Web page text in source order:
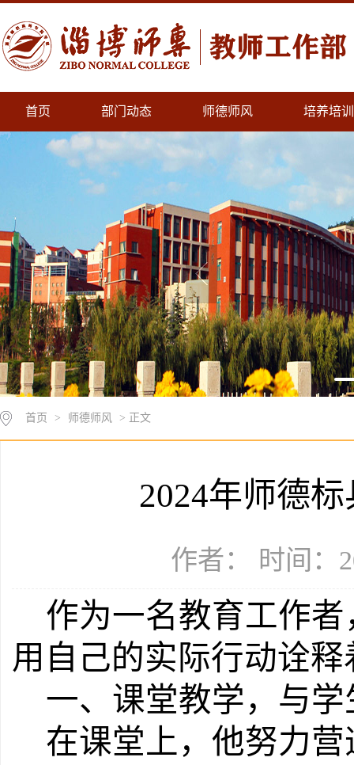
首页 部门动态 师德师风 培养培训
首页 > 师德师风 > 正文
2024年师德
作者： 时间：
作为一名教育工作者
用自己的实际行动诠
一、课堂教学，与
在课堂上， 他努力